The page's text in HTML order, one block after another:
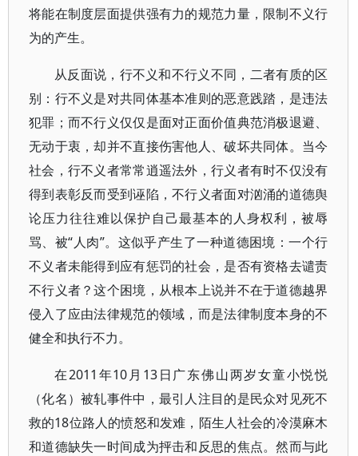
将能在制度层面提供强有力的规范力量，限制不义行
为的产生。
从反面说，行不义和不行义不同，二者有质的区
别：行不义是对共同体基本准则的恶意践踏，是违法
犯罪；而不行义仅仅是面对正面价值典范消极退避、
无动于衷，却并不直接伤害他人、破坏共同体。当今
社会，行不义者常常逍遥法外，行义者有时不仅没有
得到表彰反而受到诬陷，不行义者面对汹涌的道德舆
论压力往往难以保护自己最基本的人身权利，被辱
骂、被“人肉”。这似乎产生了一种道德困境：一个行
不义者未能得到应有惩罚的社会，是否有资格去谴责
不行义者？这个困境，从根本上说并不在于道德越界
侵入了应由法律规范的领域，而是法律制度本身的不
健全和执行不力。
在2011年10月13日广东佛山两岁女童小悦悦
（化名）被轧事件中，最引人注目的是民众对见死不
救的18位路人的愤怒和发难，陌生人社会的冷漠麻木
和道德缺失一时间成为抨击和反思的焦点。然而与此